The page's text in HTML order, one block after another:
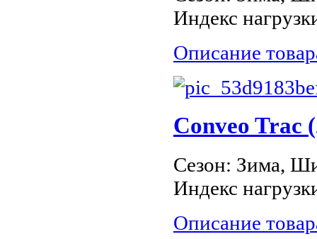
Индекс
Описание
Conveo Trac
Сезон: Зима,
Индекс
Описание